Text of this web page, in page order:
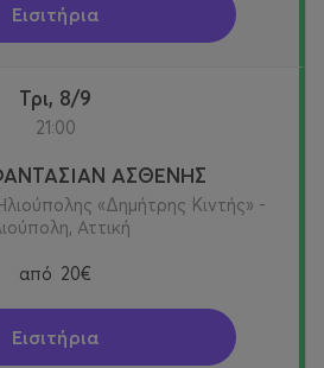
Εισιτήρια
Τρι, 8/9
21:00
ΑΣΘΕΝΗΣ
«Δημήτρης Κιντής» -
Αττική
από 20€
Εισιτήρια